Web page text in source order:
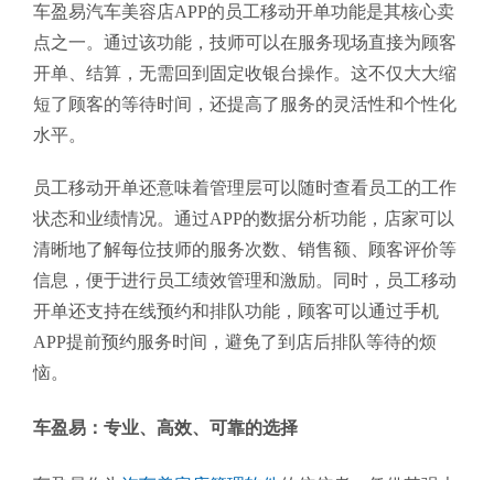
车盈易汽车美容店APP的员工移动开单功能是其核心卖
点之一。通过该功能，技师可以在服务现场直接为顾客
开单、结算，无需回到固定收银台操作。这不仅大大缩
短了顾客的等待时间，还提高了服务的灵活性和个性化
水平。
员工移动开单还意味着管理层可以随时查看员工的工作
状态和业绩情况。通过APP的数据分析功能，店家可以
清晰地了解每位技师的服务次数、销售额、顾客评价等
信息，便于进行员工绩效管理和激励。同时，员工移动
开单还支持在线预约和排队功能，顾客可以通过手机
APP提前预约服务时间，避免了到店后排队等待的烦
恼。
车盈易：专业、高效、可靠的选择